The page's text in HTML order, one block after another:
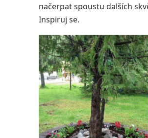
načerpat spoustu dalších
Inspiruj se.